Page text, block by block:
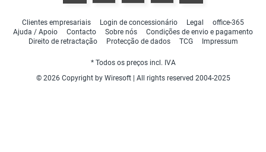
Clientes empresariais Login de concessionário Legal
office-365
Ajuda / Apoio
Contacto Sobre nós
Condições de envio e pagamento
Direito de retractação
Protecção de dados TCG Impressum
* Todos os preços incl. IVA
© 2026 Copyright by Wiresoft | All rights reserved 2004-2025